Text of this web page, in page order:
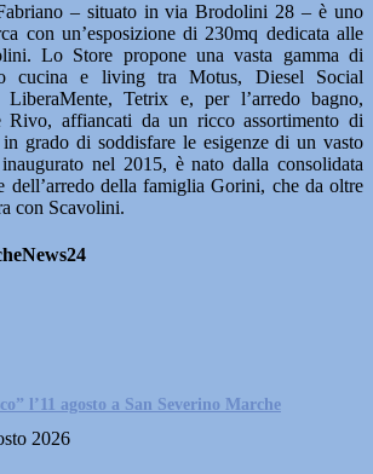
– situato in via Brodolini 28 – è uno
con un’esposizione di 230mq dedicata alle
Lo Store propone una vasta gamma di
cucina e living tra Motus, Diesel Social
LiberaMente, Tetrix e, per l’arredo bagno,
affiancati da un ricco assortimento di
grado di soddisfare le esigenze di un vasto
nel 2015, è nato dalla consolidata
dell’arredo della famiglia Gorini, che da oltre
con Scavolini.
l’11 agosto a San Severino Marche
2026